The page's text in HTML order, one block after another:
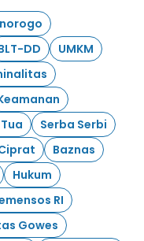
DD
UMKM
Serba Serbi
Baznas
Hukum
RI
Gowes